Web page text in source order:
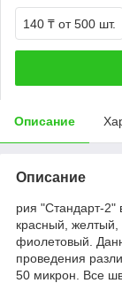
140 ₸ от 500 шт.
Описание
Описание
рия "Стандарт-2"
красный,
фиолетовый.
проведения
50 микрон. Все